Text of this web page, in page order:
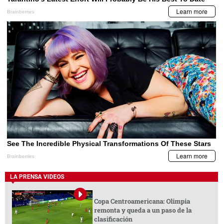
LA PRENSA VIDEOS
Copa Centroamericana: Olimpia
remonta y queda a un paso de la
clasificación